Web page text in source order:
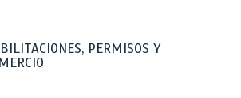
PERMISOS Y